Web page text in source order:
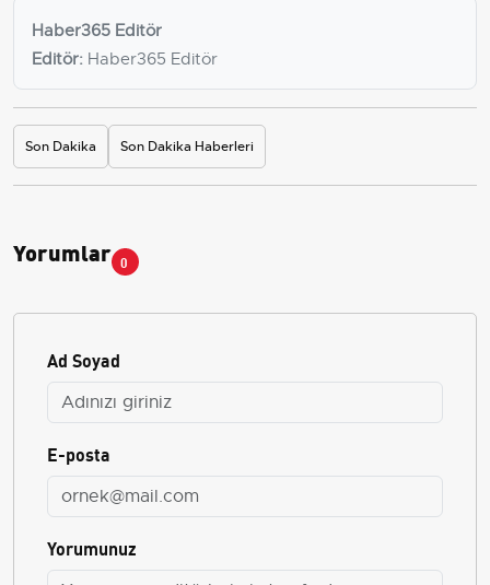
Haber365 Editör
Editör: Haber365 Editör
Son Dakika Son Dakika Haberleri
Yorumlar 0
Ad Soyad
E-posta
Yorumunuz